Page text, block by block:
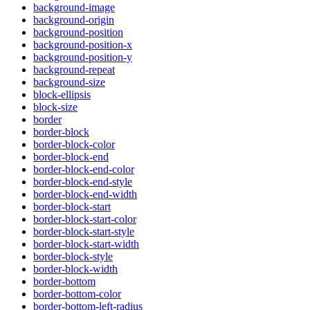
background-image
background-origin
background-position
background-position-x
background-position-y
background-repeat
background-size
block-ellipsis
block-size
border
border-block
border-block-color
border-block-end
border-block-end-color
border-block-end-style
border-block-end-width
border-block-start
border-block-start-color
border-block-start-style
border-block-start-width
border-block-style
border-block-width
border-bottom
border-bottom-color
border-bottom-left-radius